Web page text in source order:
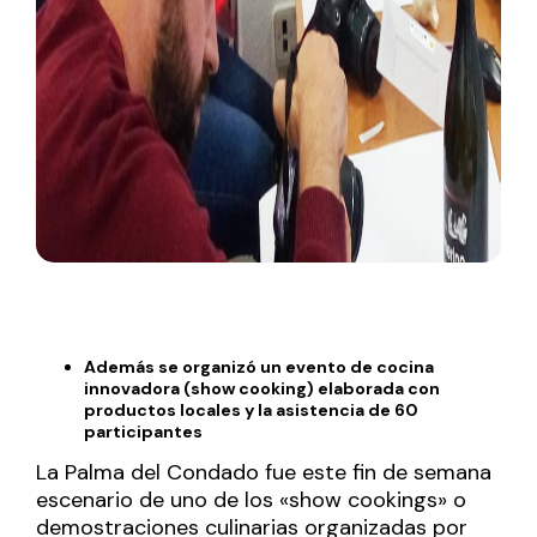
Además se organizó un evento de cocina
innovadora (show cooking) elaborada con
productos locales y la asistencia de 60
participantes
La Palma del Condado fue este fin de semana
escenario de uno de los «show cookings» o
demostraciones culinarias organizadas por